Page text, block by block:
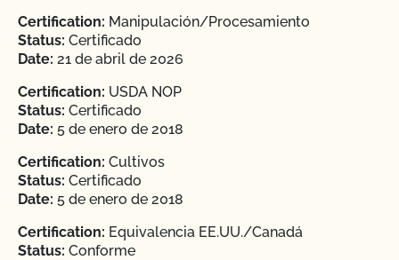
Certification: Manipulación/Procesamiento
Status: Certificado
Date: 21 de abril de 2026
Certification: USDA NOP
Status: Certificado
Date: 5 de enero de 2018
Certification: Cultivos
Status: Certificado
Date: 5 de enero de 2018
Certification: Equivalencia EE.UU./Canadá
Status: Conforme